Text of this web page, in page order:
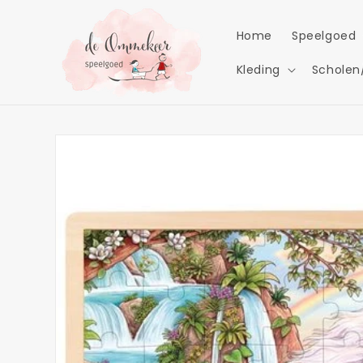
Home Speelgoed
Kleding